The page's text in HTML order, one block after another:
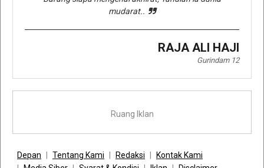
mudarat..
RAJA ALI HAJI
Gurindam 12
Ruang Iklan
Depan Tentang Kami Redaksi
Kontak Kami